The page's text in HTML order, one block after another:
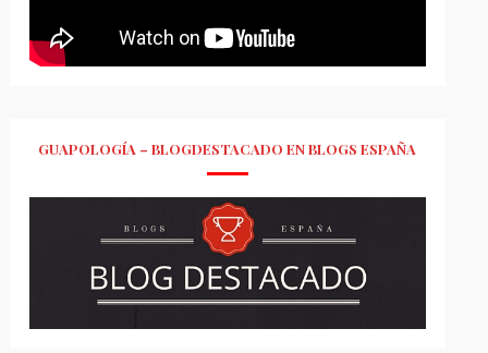
GUAPOLOGÍA – BLOGDESTACADO EN BLOGS ESPAÑA